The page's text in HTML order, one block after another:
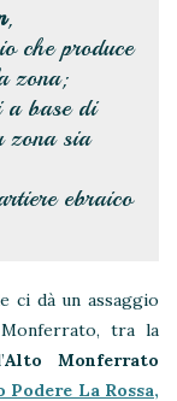
,
che produce
zona;
a base di
zona sia
ebraico
ci dà un assaggio
Monferrato, tra la
Alto Monferrato
La Rossa,